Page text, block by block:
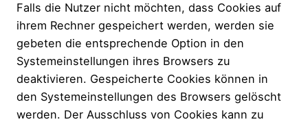
Falls die Nutzer nicht möchten, dass Cookies auf
ihrem Rechner gespeichert werden, werden sie
gebeten die entsprechende Option in den
Systemeinstellungen ihres Browsers zu
deaktivieren. Gespeicherte Cookies können in
den Systemeinstellungen des Browsers gelöscht
werden. Der Ausschluss von Cookies kann zu